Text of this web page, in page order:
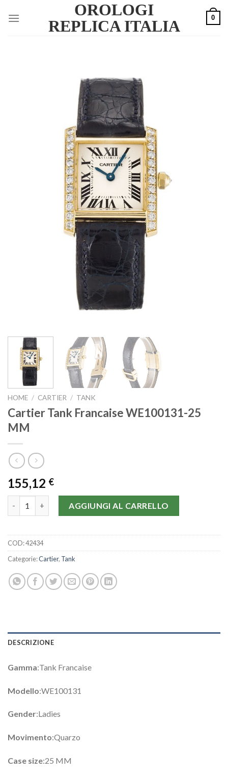
OROLOGI
REPLICA ITALIA
0
HOME / CARTIER / TANK
Cartier Tank Francaise WE100131-25
MM
155,12 €
AGGIUNGI AL CARRELLO
COD:42434
Categorie:Cartier, Tank
DESCRIZIONE
Gamma:Tank Francaise
Modello:WE100131
Gender:Ladies
Movimento:Quarzo
Case size:25 MM